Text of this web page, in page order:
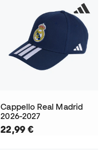
Cappello Real Madrid
2026-2027
22,99 €